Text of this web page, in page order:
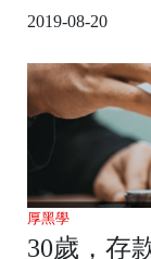
2019-08-20
厚黑學
30歲，存